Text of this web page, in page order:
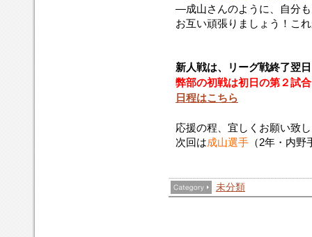
―成山さんのように、自分
お互い頑張りましょう！こ
新人戦は、リーグ戦終了翌
弊部の初戦は初日の第２試
日程はこちら
応援の程、宜しくお願い致
次回は成山選手 （2年・内
未分類